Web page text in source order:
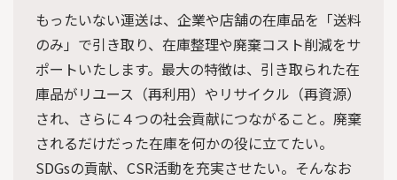
もったいない運送は、企業や店舗の在庫品を「送料
のみ」で引き取り、在庫整理や廃棄コスト削減をサ
ポートいたします。最大の特徴は、引き取られた在
庫品がリユース（再利用）やリサイクル（再資源）
され、さらに４つの社会貢献につながること。廃棄
されるだけだった在庫を何かの役に立てたい。
SDGsの貢献、CSR活動を充実させたい。そんなお